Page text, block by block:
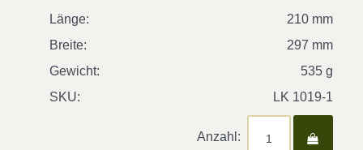
Länge:
210 mm
Breite:
297 mm
Gewicht:
535 g
SKU:
LK 1019-1
Anzahl: